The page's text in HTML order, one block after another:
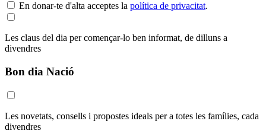
En donar-te d'alta acceptes la política de privacitat.
Les claus del dia per començar-lo ben informat, de dilluns a
divendres
Bon dia Nació
Les novetats, consells i propostes ideals per a totes les famílies, cada
divendres